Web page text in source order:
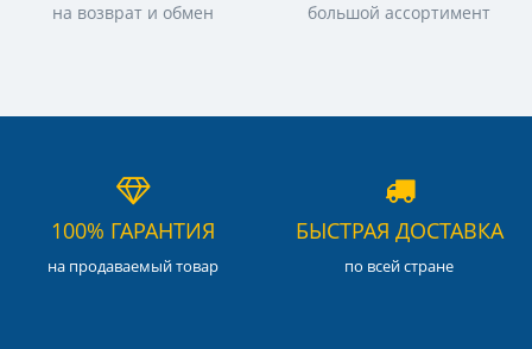
на возврат и обмен большой ассортимент
100% ГАРАНТИЯ
на продаваемый товар
БЫСТРАЯ ДОСТАВКА
по всей стране